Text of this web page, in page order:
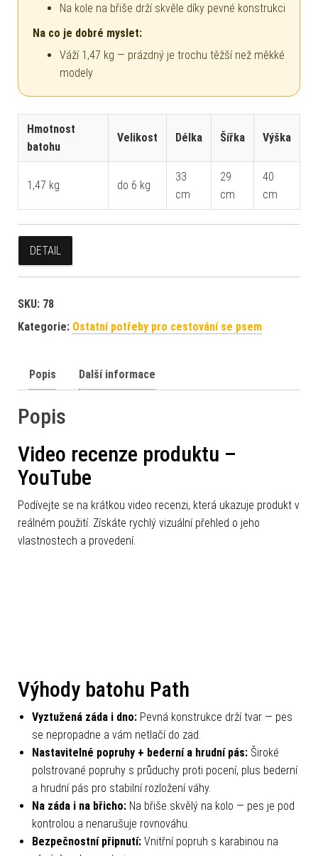
Na kole na břiše drží skvěle díky pevné konstrukci
Na co je dobré myslet:
Váží 1,47 kg — prázdný je trochu těžší než měkké
modely
Hmotnost
batohu
Velikost Délka Šířka Výška
1,47 kg do 6 kg
33
cm
29
cm
40
cm
DETAIL
SKU: 78
Kategorie: Ostatní potřeby pro cestování se psem
Popis Další informace
Popis
Video recenze produktu –
YouTube
Podívejte se na krátkou video recenzi, která ukazuje produkt v
reálném použití. Získáte rychlý vizuální přehled o jeho
vlastnostech a provedení.
Výhody batohu Path
Vyztužená záda i dno: Pevná konstrukce drží tvar — pes
se nepropadne a vám netlačí do zad.
Nastavitelné popruhy + bederní a hrudní pás: Široké
polstrované popruhy s průduchy proti pocení, plus bederní
a hrudní pás pro stabilní rozložení váhy.
Na záda i na břicho: Na břiše skvělý na kolo — pes je pod
kontrolou a nenarušuje rovnováhu.
Bezpečnostní připnutí: Vnitřní popruh s karabinou na